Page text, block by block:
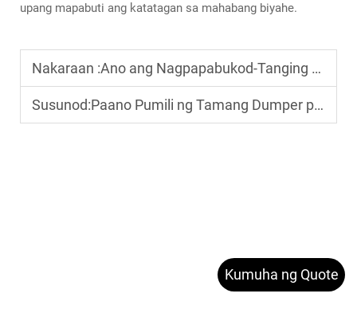
upang mapabuti ang katatagan sa mahabang biyahe.
Nakaraan :Ano ang Nagpapabukod-Tanging Bahagi ng Tractor Head sa Mabigat na Paghahalo?
Susunod:Paano Pumili ng Tamang Dumper para sa Pagdadala ng Materyales sa Konstruksyon?
Kumuha ng Quote